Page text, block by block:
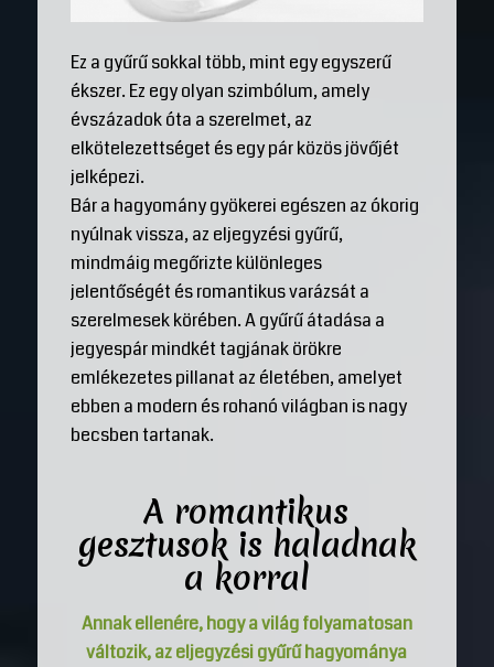
Ez a gyűrű sokkal több, mint egy egyszerű
ékszer. Ez egy olyan szimbólum, amely
évszázadok óta a szerelmet, az
elkötelezettséget és egy pár közös jövőjét
jelképezi.
Bár a hagyomány gyökerei egészen az ókorig
nyúlnak vissza, az eljegyzési gyűrű,
mindmáig megőrizte különleges
jelentőségét és romantikus varázsát a
szerelmesek körében. A gyűrű átadása a
jegyespár mindkét tagjának örökre
emlékezetes pillanat az életében, amelyet
ebben a modern és rohanó világban is nagy
becsben tartanak.
A romantikus
gesztusok is haladnak
a korral
Annak ellenére, hogy a világ folyamatosan
változik, az eljegyzési gyűrű hagyománya